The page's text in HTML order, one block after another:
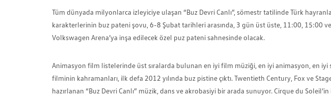
Tüm dünyada milyonlarca izleyiciye ulaşan “Buz Devri Canlı”, sömestr tatilinde Türk
karakterlerinin buz pateni şovu, 6-8 Şubat tarihleri arasında, 3 gün üst üste, 11:00, 15:00
Volkswagen Arena’ya inşa edilecek özel puz pateni sahnesinde olacak.
Animasyon film listelerinde üst sıralarda bulunan en iyi film müziği, en iyi animasyon, en iyi
filminin kahramanları, ilk defa 2012 yılında buz pistine çıktı. Twentieth Century, Fox ve
hazırlanan “Buz Devri Canlı” müzik, dans ve akrobasiyi bir arada sunuyor. Cirque du